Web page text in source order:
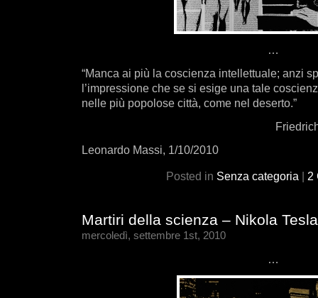
…
“Manca ai più la coscienza intellettuale; anzi
l’impressione che se si esige una tale
nelle più popolose città, come nel deserto.”
Leonardo Massi, 1/10/2010
Posted in Senza categoria | 2
Martiri della scienza – Nikola Tesla
mercoledì, settembre 1st, 2010
…